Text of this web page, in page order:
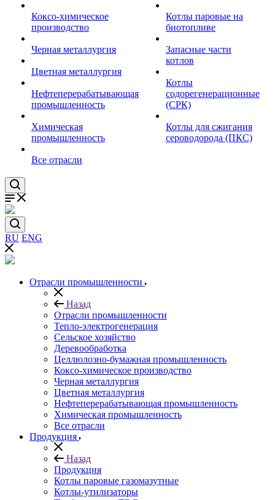
Коксо-химическое
производство
Черная металлургия
Цветная металлургия
Нефтеперерабатывающая
промышленность
Химическая
промышленность
Все отрасли
Котлы паровые на
биотопливе
Запасные части
котлов
Котлы
содорегенерационные
(СРК)
Котлы для сжигания
сероводорода (ПКС)
RU ENG
Отрасли промышленности
Назад
Отрасли промышленности
Тепло-электрогенерация
Сельское хозяйство
Деревообработка
Целлюлозно-бумажная промышленность
Коксо-химическое производство
Черная металлургия
Цветная металлургия
Нефтеперерабатывающая промышленность
Химическая промышленность
Все отрасли
Продукция
Назад
Продукция
Котлы паровые газомазутные
Котлы-утилизаторы